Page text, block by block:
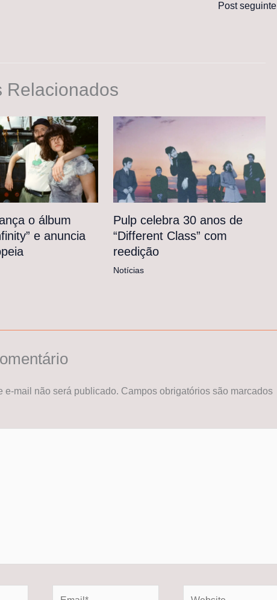
Post seguinte
Relacionados
o álbum
e anuncia
Pulp celebra 30 anos de
“Different Class” com
reedição
Notícias
e-mail não será publicado. Campos obrigatórios são marcados